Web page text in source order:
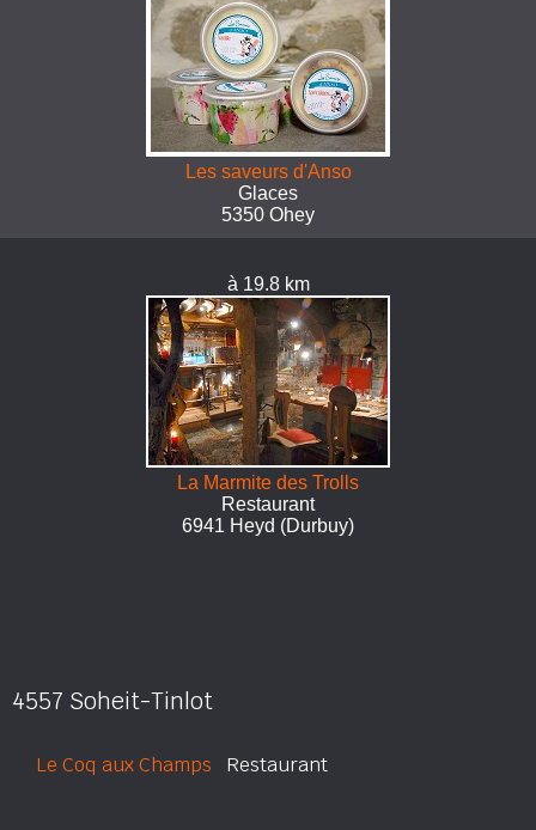
Les saveurs d'Anso
Glaces
5350 Ohey
à 19.8 km
La Marmite des Trolls
Restaurant
6941 Heyd (Durbuy)
4557 Soheit-Tinlot
Le Coq aux Champs Restaurant